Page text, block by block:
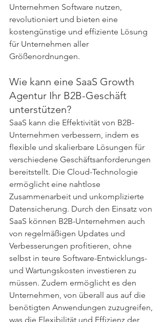
Unternehmen Software nutzen,
revolutioniert und bieten eine
kostengünstige und effiziente Lösung
für Unternehmen aller
Größenordnungen.
Wie kann eine SaaS Growth
Agentur Ihr B2B-Geschäft
unterstützen?
SaaS kann die Effektivität von B2B-
Unternehmen verbessern, indem es
flexible und skalierbare Lösungen für
verschiedene Geschäftsanforderungen
bereitstellt. Die Cloud-Technologie
ermöglicht eine nahtlose
Zusammenarbeit und unkomplizierte
Datensicherung. Durch den Einsatz von
SaaS können B2B-Unternehmen auch
von regelmäßigen Updates und
Verbesserungen profitieren, ohne
selbst in teure Software-Entwicklungs-
und Wartungskosten investieren zu
müssen. Zudem ermöglicht es den
Unternehmen, von überall aus auf die
benötigten Anwendungen zuzugreifen,
was die Flexibilität und Effizienz der